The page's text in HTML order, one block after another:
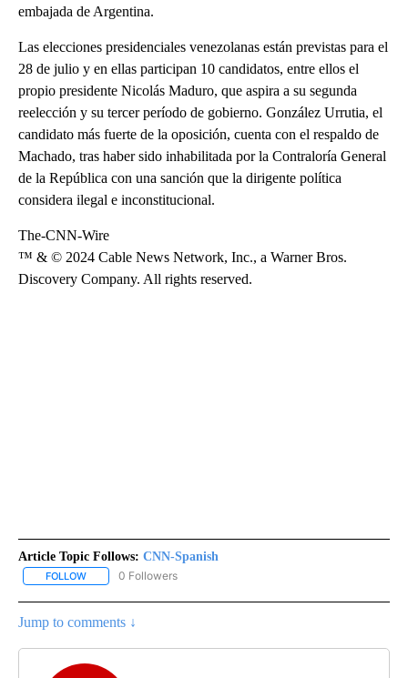
embajada de Argentina.
Las elecciones presidenciales venezolanas están previstas para el
28 de julio y en ellas participan 10 candidatos, entre ellos el
propio presidente Nicolás Maduro, que aspira a su segunda
reelección y su tercer período de gobierno. González Urrutia, el
candidato más fuerte de la oposición, cuenta con el respaldo de
Machado, tras haber sido inhabilitada por la Contraloría General
de la República con una sanción que la dirigente política
considera ilegal e inconstitucional.
The-CNN-Wire
™ & © 2024 Cable News Network, Inc., a Warner Bros.
Discovery Company. All rights reserved.
Article Topic Follows: CNN-Spanish
FOLLOW FOLLOW "CNN-SPANISH" TO RECEIVE NOTIFICATIONS ABOUT
0 Followers
Jump to comments ↓